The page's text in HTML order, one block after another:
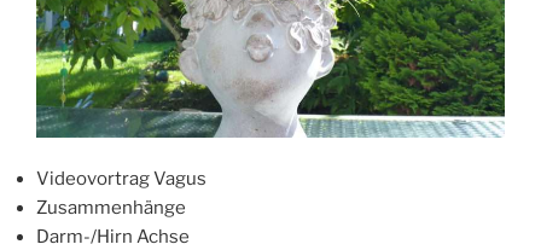
Videovortrag Vagus
Zusammenhänge
Darm-/Hirn Achse